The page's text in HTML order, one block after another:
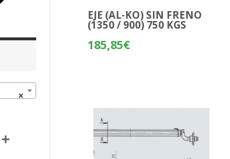
EJE (AL-KO) SIN FRENO
(1350 / 900) 750 KGS
185,85€
×
